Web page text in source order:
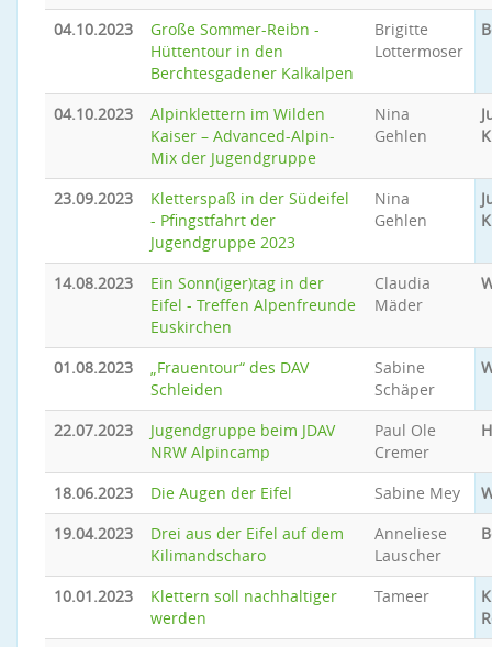
04.10.2023
Große Sommer-Reibn -
Hüttentour in den
Berchtesgadener Kalkalpen
Brigitte
Lottermoser
04.10.2023
Alpinklettern im Wilden
Kaiser – Advanced-Alpin-
Mix der Jugendgruppe
Nina
Gehlen
23.09.2023
Kletterspaß in der Südeifel
- Pfingstfahrt der
Jugendgruppe 2023
Nina
Gehlen
14.08.2023
Ein Sonn(iger)tag in der
Eifel - Treffen Alpenfreunde
Euskirchen
Claudia
Mäder
01.08.2023
„Frauentour“ des DAV
Schleiden
Sabine
Schäper
22.07.2023
Jugendgruppe beim JDAV
NRW Alpincamp
Paul Ole
Cremer
18.06.2023 Die Augen der Eifel Sabine Mey
19.04.2023
Drei aus der Eifel auf dem
Kilimandscharo
Anneliese
Lauscher
10.01.2023
Klettern soll nachhaltiger
werden
Tameer